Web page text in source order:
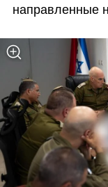
направленные